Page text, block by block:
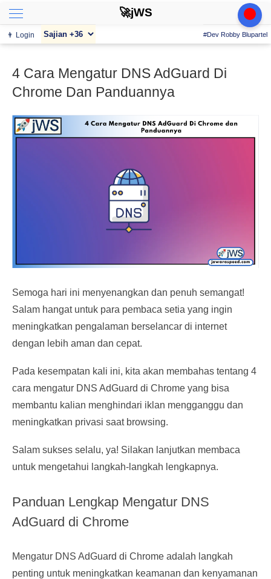
🚀jWS
👨 Login #Dev Robby Blupartel
4 Cara Mengatur DNS AdGuard Di
Chrome Dan Panduannya
Semoga hari ini menyenangkan dan penuh semangat!
Salam hangat untuk para pembaca setia yang ingin
meningkatkan pengalaman berselancar di internet
dengan lebih aman dan cepat.
Pada kesempatan kali ini, kita akan membahas tentang 4
cara mengatur DNS AdGuard di Chrome yang bisa
membantu kalian menghindari iklan mengganggu dan
meningkatkan privasi saat browsing.
Salam sukses selalu, ya! Silakan lanjutkan membaca
untuk mengetahui langkah-langkah lengkapnya.
Panduan Lengkap Mengatur DNS
AdGuard di Chrome
Mengatur DNS AdGuard di Chrome adalah langkah
penting untuk meningkatkan keamanan dan kenyamanan